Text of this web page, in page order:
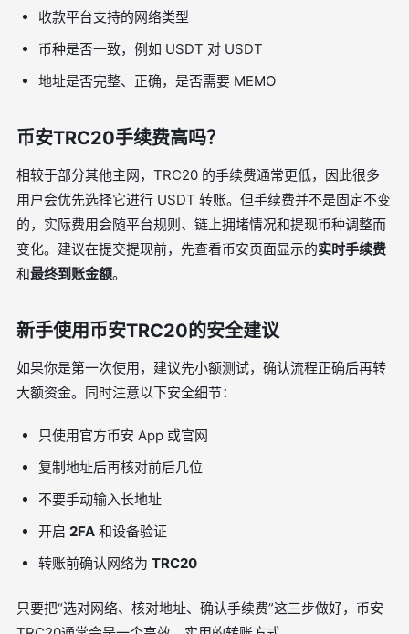
收款平台支持的网络类型
币种是否一致，例如 USDT 对 USDT
地址是否完整、正确，是否需要 MEMO
币安TRC20手续费高吗？
相较于部分其他主网，TRC20 的手续费通常更低，因此很多
用户会优先选择它进行 USDT 转账。但手续费并不是固定不变
的，实际费用会随平台规则、链上拥堵情况和提现币种调整而
变化。建议在提交提现前，先查看币安页面显示的实时手续费
和最终到账金额。
新手使用币安TRC20的安全建议
如果你是第一次使用，建议先小额测试，确认流程正确后再转
大额资金。同时注意以下安全细节：
只使用官方币安 App 或官网
复制地址后再核对前后几位
不要手动输入长地址
开启 2FA 和设备验证
转账前确认网络为 TRC20
只要把“选对网络、核对地址、确认手续费”这三步做好，币安